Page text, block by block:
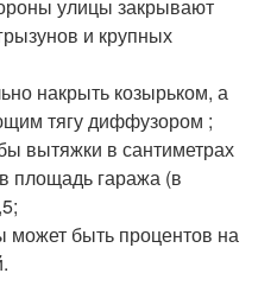
улицы закрывают
и крупных
накрыть козырьком, а
тягу диффузором ;
вытяжки в сантиметрах
площадь гаража (в
быть процентов на